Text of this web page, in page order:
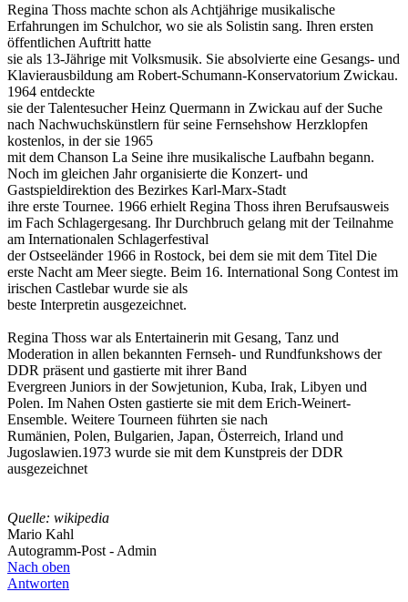
Regina Thoss machte schon als Achtjährige musikalische
Erfahrungen im Schulchor, wo sie als Solistin sang. Ihren ersten
öffentlichen Auftritt hatte
sie als 13-Jährige mit Volksmusik. Sie absolvierte eine Gesangs- und
Klavierausbildung am Robert-Schumann-Konservatorium Zwickau.
1964 entdeckte
sie der Talentesucher Heinz Quermann in Zwickau auf der Suche
nach Nachwuchskünstlern für seine Fernsehshow Herzklopfen
kostenlos, in der sie 1965
mit dem Chanson La Seine ihre musikalische Laufbahn begann.
Noch im gleichen Jahr organisierte die Konzert- und
Gastspieldirektion des Bezirkes Karl-Marx-Stadt
ihre erste Tournee. 1966 erhielt Regina Thoss ihren Berufsausweis
im Fach Schlagergesang. Ihr Durchbruch gelang mit der Teilnahme
am Internationalen Schlagerfestival
der Ostseeländer 1966 in Rostock, bei dem sie mit dem Titel Die
erste Nacht am Meer siegte. Beim 16. International Song Contest im
irischen Castlebar wurde sie als
beste Interpretin ausgezeichnet.
Regina Thoss war als Entertainerin mit Gesang, Tanz und
Moderation in allen bekannten Fernseh- und Rundfunkshows der
DDR präsent und gastierte mit ihrer Band
Evergreen Juniors in der Sowjetunion, Kuba, Irak, Libyen und
Polen. Im Nahen Osten gastierte sie mit dem Erich-Weinert-
Ensemble. Weitere Tourneen führten sie nach
Rumänien, Polen, Bulgarien, Japan, Österreich, Irland und
Jugoslawien.1973 wurde sie mit dem Kunstpreis der DDR
ausgezeichnet
Quelle: wikipedia
Mario Kahl
Autogramm-Post - Admin
Nach oben
Antworten